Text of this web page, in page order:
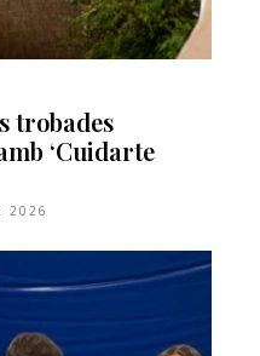
trobades
‘Cuidarte
2026